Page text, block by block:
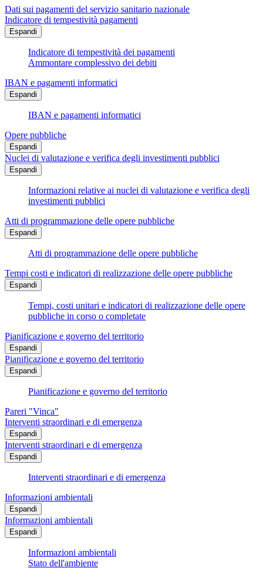
Dati sui pagamenti del servizio sanitario nazionale
Indicatore di tempestività pagamenti
Espandi
Indicatore di tempestività dei pagamenti
Ammontare complessivo dei debiti
IBAN e pagamenti informatici
Espandi
IBAN e pagamenti informatici
Opere pubbliche
Espandi
Nuclei di valutazione e verifica degli investimenti pubblici
Espandi
Informazioni relative ai nuclei di valutazione e verifica degli
investimenti pubblici
Atti di programmazione delle opere pubbliche
Espandi
Atti di programmazione delle opere pubbliche
Tempi costi e indicatori di realizzazione delle opere pubbliche
Espandi
Tempi, costi unitari e indicatori di realizzazione delle opere
pubbliche in corso o completate
Pianificazione e governo del territorio
Espandi
Pianificazione e governo del territorio
Espandi
Pianificazione e governo del territorio
Pareri "Vinca"
Interventi straordinari e di emergenza
Espandi
Interventi straordinari e di emergenza
Espandi
Interventi straordinari e di emergenza
Informazioni ambientali
Espandi
Informazioni ambientali
Espandi
Informazioni ambientali
Stato dell'ambiente